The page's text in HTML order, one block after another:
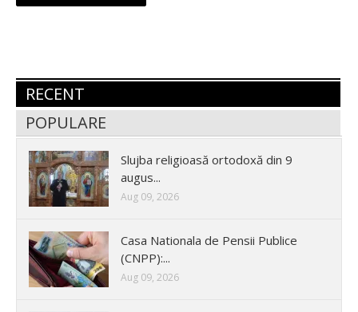
RECENT
POPULARE
Slujba religioasă ortodoxă din 9
augus...
Aug 09, 2026
Casa Nationala de Pensii Publice
(CNPP):...
Aug 09, 2026